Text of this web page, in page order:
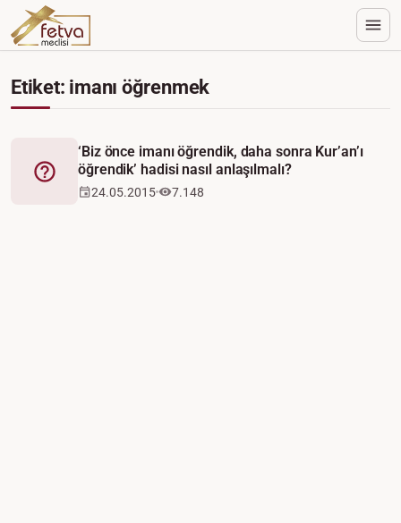
Etiket: imanı öğrenmek
Fetva
‘Biz önce imanı öğrendik, daha sonra Kur’an’ı
öğrendik’ hadisi nasıl anlaşılmalı?
24.05.2015 7.148